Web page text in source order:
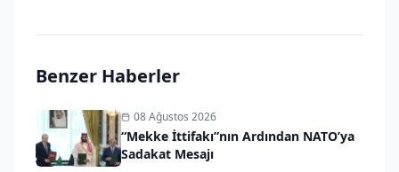
Benzer Haberler
08 Ağustos 2026
“Mekke İttifakı”nın Ardından NATO’ya
Sadakat Mesajı